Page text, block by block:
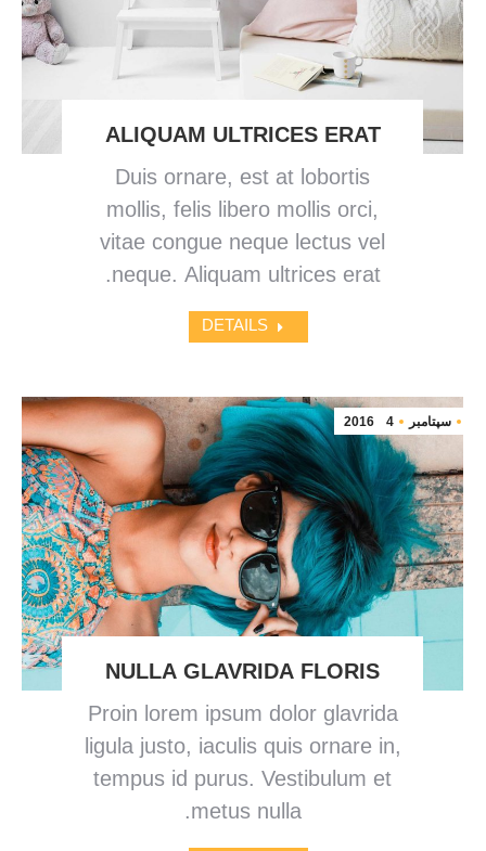
ALIQUAM ULTRICES ERAT
Duis ornare, est at lobortis
mollis, felis libero mollis orci,
vitae congue neque lectus vel
neque. Aliquam ultrices erat.
DETAILS
سپتامبر 4
2016
NULLA GLAVRIDA FLORIS
Proin lorem ipsum dolor glavrida
ligula justo, iaculis quis ornare in,
tempus id purus. Vestibulum et
metus nulla.